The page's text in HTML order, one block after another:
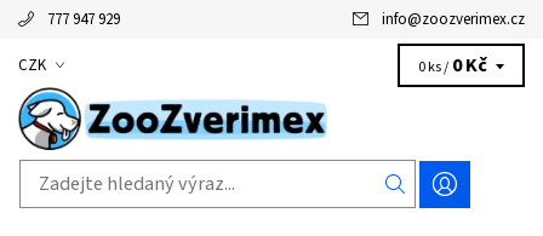
777 947 929 info@zoozverimex.cz
CZK 0 ks / 0 Kč